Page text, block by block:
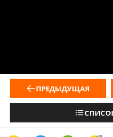
ПРЕДЫДУЩАЯ